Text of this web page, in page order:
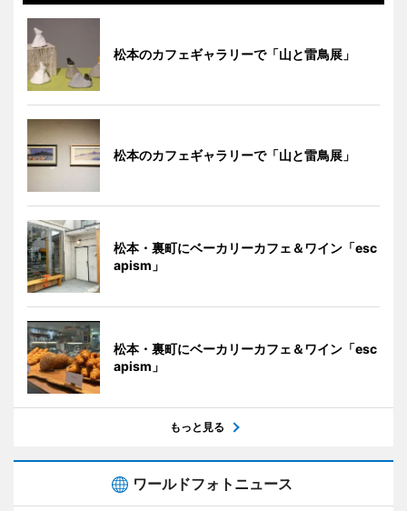
松本のカフェギャラリーで「山と雷鳥展」
松本のカフェギャラリーで「山と雷鳥展」
松本・裏町にベーカリーカフェ＆ワイン「esc
apism」
松本・裏町にベーカリーカフェ＆ワイン「esc
apism」
もっと見る
ワールドフォトニュース